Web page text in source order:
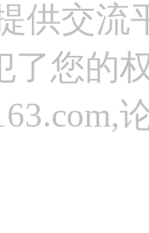
供交流
了您的